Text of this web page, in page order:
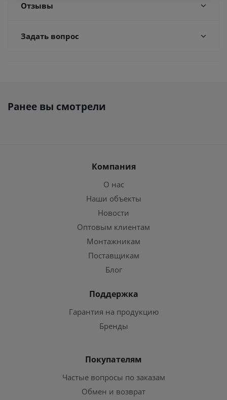
Отзывы
Задать вопрос
Ранее вы смотрели
Компания
О нас
Наши объекты
Новости
Оптовым клиентам
Монтажникам
Поставщикам
Блог
Поддержка
Гарантия на продукцию
Бренды
Покупателям
Частые вопросы по заказам
Обмен и возврат